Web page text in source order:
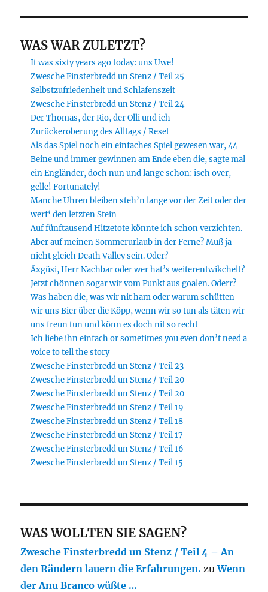
WAS WAR ZULETZT?
It was sixty years ago today: uns Uwe!
Zwesche Finsterbredd un Stenz / Teil 25
Selbstzufriedenheit und Schlafenszeit
Zwesche Finsterbredd un Stenz / Teil 24
Der Thomas, der Rio, der Olli und ich
Zurückeroberung des Alltags / Reset
Als das Spiel noch ein einfaches Spiel gewesen war, 44
Beine und immer gewinnen am Ende eben die, sagte mal
ein Engländer, doch nun und lange schon: isch over,
gelle! Fortunately!
Manche Uhren bleiben steh’n lange vor der Zeit oder der
werf‘ den letzten Stein
Auf fünftausend Hitzetote könnte ich schon verzichten.
Aber auf meinen Sommerurlaub in der Ferne? Muß ja
nicht gleich Death Valley sein. Oder?
Äxgüsi, Herr Nachbar oder wer hat’s weiterentwikchelt?
Jetzt chönnen sogar wir vom Punkt aus goalen. Oderr?
Was haben die, was wir nit ham oder warum schütten
wir uns Bier über die Köpp, wenn wir so tun als täten wir
uns freun tun und könn es doch nit so recht
Ich liebe ihn einfach or sometimes you even don’t need a
voice to tell the story
Zwesche Finsterbredd un Stenz / Teil 23
Zwesche Finsterbredd un Stenz / Teil 20
Zwesche Finsterbredd un Stenz / Teil 20
Zwesche Finsterbredd un Stenz / Teil 19
Zwesche Finsterbredd un Stenz / Teil 18
Zwesche Finsterbredd un Stenz / Teil 17
Zwesche Finsterbredd un Stenz / Teil 16
Zwesche Finsterbredd un Stenz / Teil 15
WAS WOLLTEN SIE SAGEN?
Zwesche Finsterbredd un Stenz / Teil 4 – An
den Rändern lauern die Erfahrungen. zuWenn
der Anu Branco wüßte …